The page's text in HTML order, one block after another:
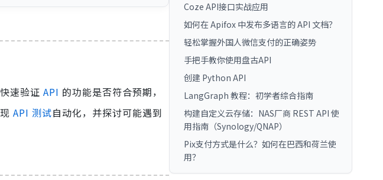
速验证 API 的功能是否符合预期，
API 测试自动化，并探讨可能遇到
Coze API接口实战应用
如何在 Apifox 中发布多语言的 API 文档？
轻松掌握外国人微信支付的正确姿势
手把手教你使用盘古API
创建 Python API
LangGraph 教程：初学者综合指南
构建自定义云存储：NAS厂商 REST API 使
用指南（Synology/QNAP）
Pix支付方式是什么？如何在巴西和荷兰使
用？